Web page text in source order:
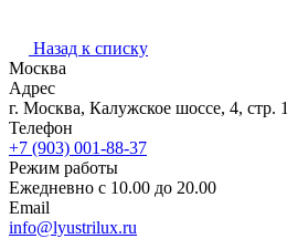
Назад к списку
Москва
Адрес
г. Москва, Калужское шоссе, 4, стр. 1
Телефон
+7 (903) 001-88-37
Режим работы
Ежедневно с 10.00 до 20.00
Email
info@lyustrilux.ru